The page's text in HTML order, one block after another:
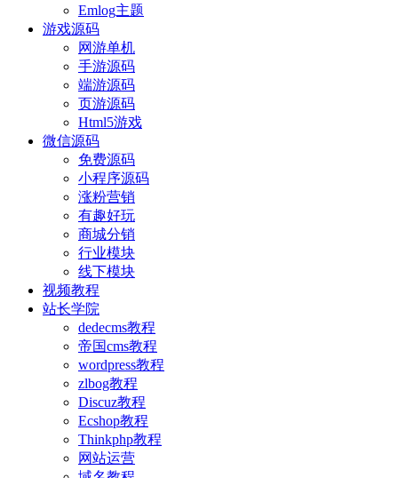
Emlog主题
游戏源码
网游单机
手游源码
端游源码
页游源码
Html5游戏
微信源码
免费源码
小程序源码
涨粉营销
有趣好玩
商城分销
行业模块
线下模块
视频教程
站长学院
dedecms教程
帝国cms教程
wordpress教程
zlbog教程
Discuz教程
Ecshop教程
Thinkphp教程
网站运营